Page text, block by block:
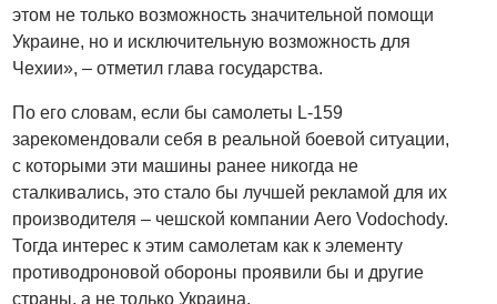
этом не только возможность значительной помощи
Украине, но и исключительную возможность для
Чехии», – отметил глава государства.
По его словам, если бы самолеты L-159
зарекомендовали себя в реальной боевой ситуации,
с которыми эти машины ранее никогда не
сталкивались, это стало бы лучшей рекламой для их
производителя – чешской компании Aero Vodochody.
Тогда интерес к этим самолетам как к элементу
противодроновой обороны проявили бы и другие
страны, а не только Украина.